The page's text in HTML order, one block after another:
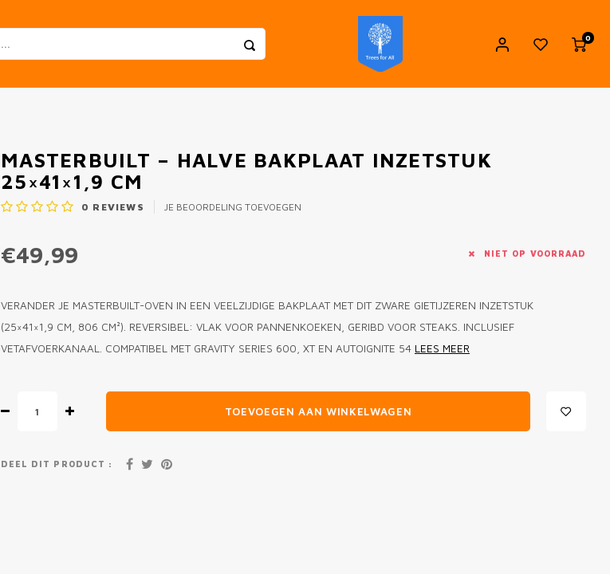
0
MASTERBUILT – HALVE BAKPLAAT INZETSTUK
25×41×1,9 CM
0 REVIEWS JE BEOORDELING TOEVOEGEN
€49,99 NIET OP VOORRAAD
VERANDER JE MASTERBUILT-OVEN IN EEN VEELZIJDIGE BAKPLAAT MET DIT ZWARE GIETIJZEREN INZETSTUK
(25×41×1,9 CM, 806 CM²). REVERSIBEL: VLAK VOOR PANNENKOEKEN, GERIBD VOOR STEAKS. INCLUSIEF
VETAFVOERKANAAL. COMPATIBEL MET GRAVITY SERIES 600, XT EN AUTOIGNITE 54 LEES MEER
TOEVOEGEN AAN WINKELWAGEN
DEEL DIT PRODUCT :